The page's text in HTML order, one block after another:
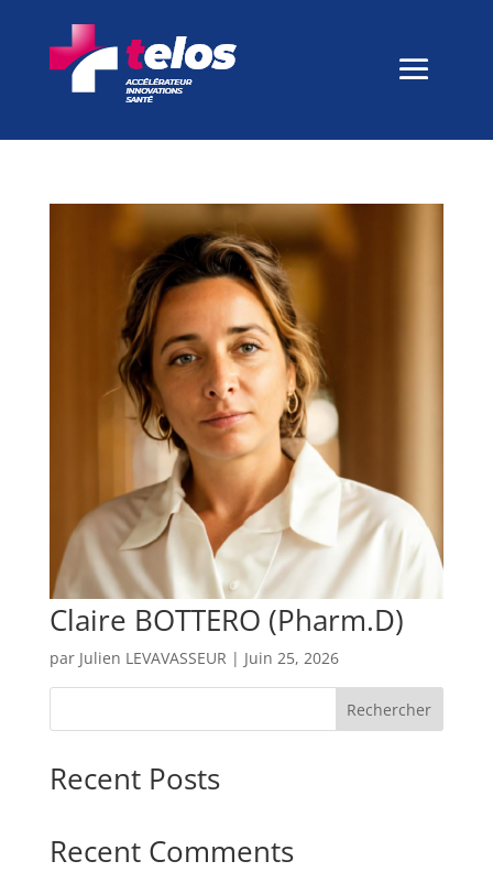
Claire BOTTERO (Pharm.D)
par Julien LEVAVASSEUR | Juin 25, 2026
Rechercher
Recent Posts
Recent Comments